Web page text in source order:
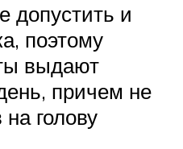
допустить и
поэтому
выдают
причем не
голову